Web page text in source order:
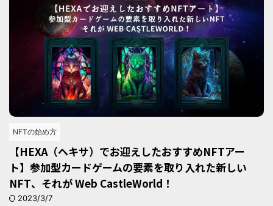
NFTの始め方
【HEXA（ヘキサ）でお迎えしたおすすめNFTアー
ト】参加型カードゲームの要素を取り入れた新しい
NFT、それが Web CastleWorld！
2023/3/7